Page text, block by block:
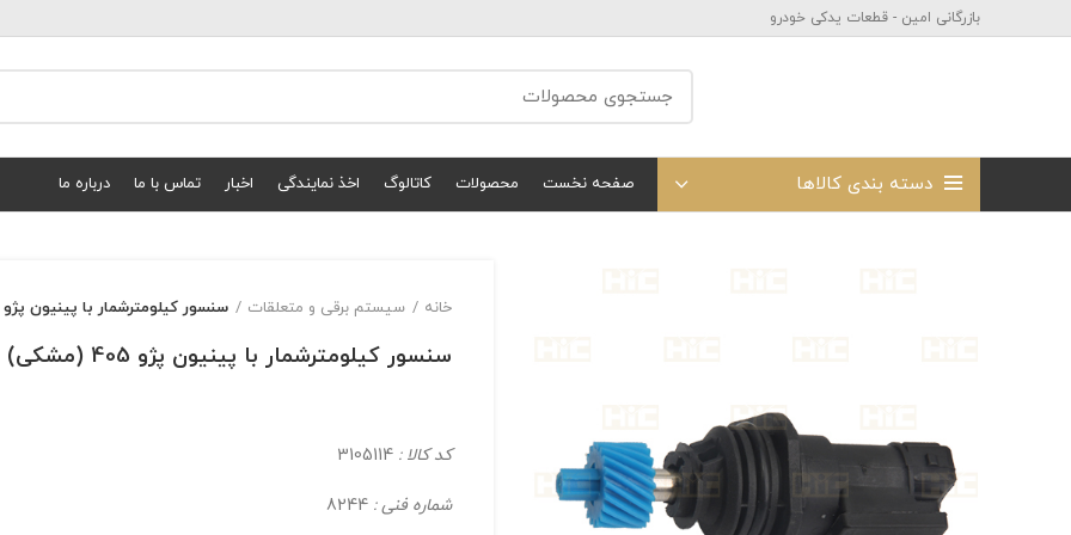
بازرگانی امین - قطعات یدکی خودرو
دسته بندی کالاها صفحه نخست محصولات کاتالوگ اخذ نمایندگی اخبار تماس با ما درباره ما
خانه سیستم برقی و متعلقات سنسور کیلومترشمار با پینیون پژو 405
سنسور کیلومترشمار با پینیون پژو 405 (مشکی)
کد کالا : 3105114
شماره فنی : 8244